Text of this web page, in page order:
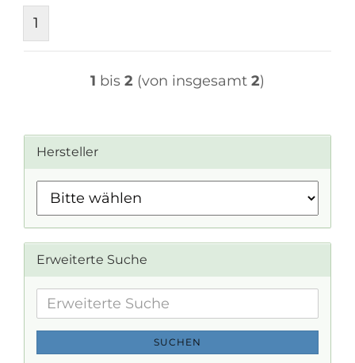
1
1 bis 2 (von insgesamt 2)
Hersteller
Erweiterte Suche
Erweiterte
Suche
SUCHEN